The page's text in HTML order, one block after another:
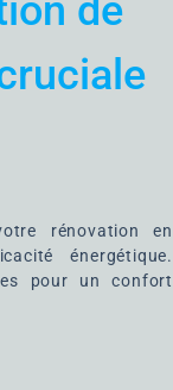
de
rénovation en
énergétique.
pour un confort